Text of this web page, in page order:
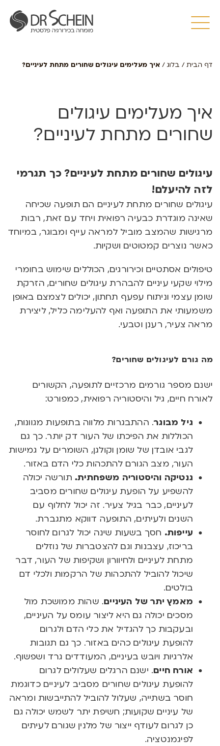
דף הבית / בלוג / איך מעלימים עיגולים שחורים מתחת לעיניים?
איך מעלימים עיגולים
שחורים מתחת לעיניים?
עיגולים שחורים מתחת לעיניים? כך תגרמי
לזה להיעלם!
עיגולים שחורים מתחת לעיניים הם תופעה שכיחה
שאינה מוגדרת כבעיה רפואית ויחד עם זאת, רבות
מרגישות שהמצב מוביל למראה עייף ומבוגר, במיוחד
כאשר נוצרים קמטוטים ושקיות.
טיפולים אסתטיים וכירורגים, הכוללים שימוש בחומרי
מילוי שקעי עיניים להבהרת עיגולים שחורים, הזרקת
שומן עצמי וניתוח עפעף תחתון, יכולים לצמצם באופן
משמעותי את התופעה ואף להעלימה כליל, ליצירת
מראה צעיר, רענן וטבעי.
מה גורם לעיגולים שחורים?
ישנם מספר גורמים מרכזיים לתופעה, הקשורים
לאורח חיים, גיל והיסטוריה רפואית, כמפורט:
גיל מבוגר. ההתבגרות מלווה בתופעות מגוונות,
הכוללות את הפיכתו של העור דק יותר. כך גם
לגבי אובדן של שומן וקולגן, השומרים על גמישות
העור, מצב הגורם להתכהות כלי הדם באזור.
גנטיקה והיסטוריה משפחתית. תורשה יכולה
להשפיע על הופעת עיגולים שחורים מסביב
לעיניים, כבר בגיל צעיר. זה יכול לחלוף עם
השנים ולעיתים, התופעה דווקא מתגברת.
עייפות. חסך בשעות שינה יכול לגרום לחוסר
בריכוז, עצבנות וגם להצטברות של נוזלים
מתחת לעיניים ולחיוורון ושקיפות של העור, דבר
שיכול להוביל להתכהות של הרקמות ולכלי דם
בולטים.
מאמץ יתר של העיניים. שהות ממושכת מול
מסכים יכולה גם היא ליצור עומס על העיניים,
ובעקבות כך להגדיל את כלי הדם ולגרום
להופעת עיגולים כהים באזור. כך גם תגובות
אלרגיות ויובש בעיניים, המעודדים גרד ושפשוף.
אורח חיים. ישנם הרגלים שעלולים לגרום
להופעת עיגולים שחורים מסביב לעיניים כדוגמת
חוסר בשתייה, שעלול להוביל להתייבשות ומראה
של עיניים שקועות; חשיפת יתר לשמש יכולה גם
כן לגרום לעודף ייצור של מלנין שגורם לעיתים
לפיגמנטציה.